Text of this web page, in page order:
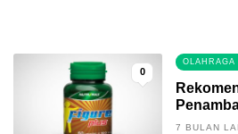
0
OLAHRAGA
Terbaik
7 BULAN